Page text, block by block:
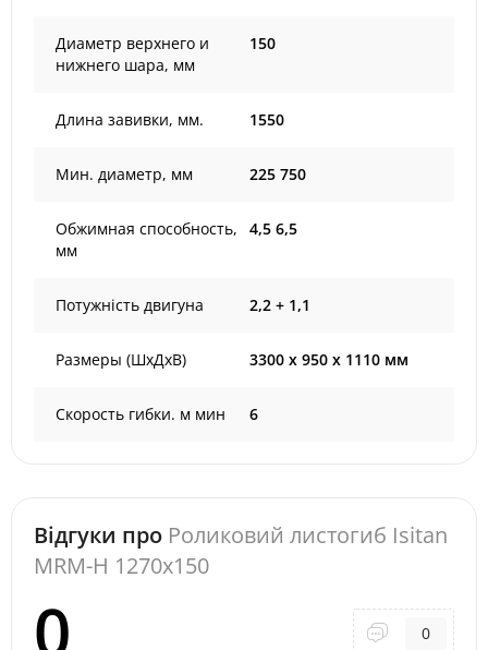
Диаметр верхнего и
нижнего шара, мм
150
Длина завивки, мм. 1550
Мин. диаметр, мм 225 750
Обжимная способность,
мм
4,5 6,5
Потужність двигуна 2,2 + 1,1
Размеры (ШxДxВ) 3300 х 950 х 1110 мм
Скорость гибки. м мин 6
Відгуки про Роликовий листогиб Isitan
MRM-H 1270x150
0 0